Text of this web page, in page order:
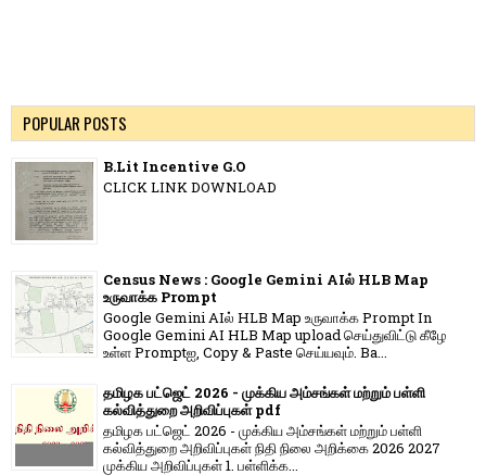
POPULAR POSTS
B.Lit Incentive G.O
CLICK LINK DOWNLOAD
Census News : Google Gemini AIல் HLB Map
உருவாக்க Prompt
Google Gemini AIல் HLB Map உருவாக்க Prompt In
Google Gemini AI HLB Map upload செய்துவிட்டு கீழே
உள்ள Promptஐ, Copy & Paste செய்யவும். Ba...
தமிழக பட்ஜெட் 2026 - முக்கிய அம்சங்கள் மற்றும் பள்ளி
கல்வித்துறை அறிவிப்புகள் pdf
தமிழக பட்ஜெட் 2026 - முக்கிய அம்சங்கள் மற்றும் பள்ளி
கல்வித்துறை அறிவிப்புகள் நிதி நிலை அறிக்கை 2026 2027
முக்கிய அறிவிப்புகள் 1. பள்ளிக்க...